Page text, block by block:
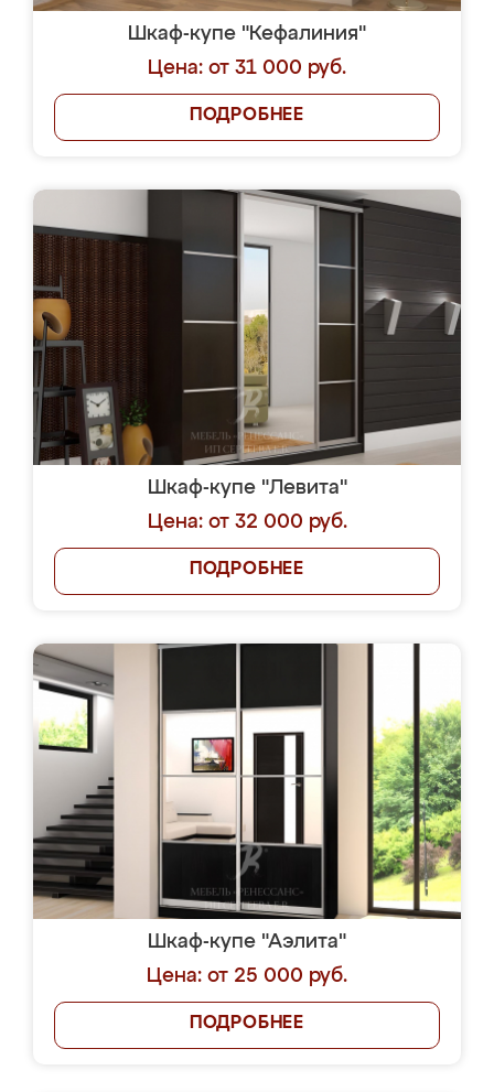
Шкаф-купе "Кефалиния"
Цена: от 31 000 руб.
ПОДРОБНЕЕ
Шкаф-купе "Левита"
Цена: от 32 000 руб.
ПОДРОБНЕЕ
Шкаф-купе "Аэлита"
Цена: от 25 000 руб.
ПОДРОБНЕЕ